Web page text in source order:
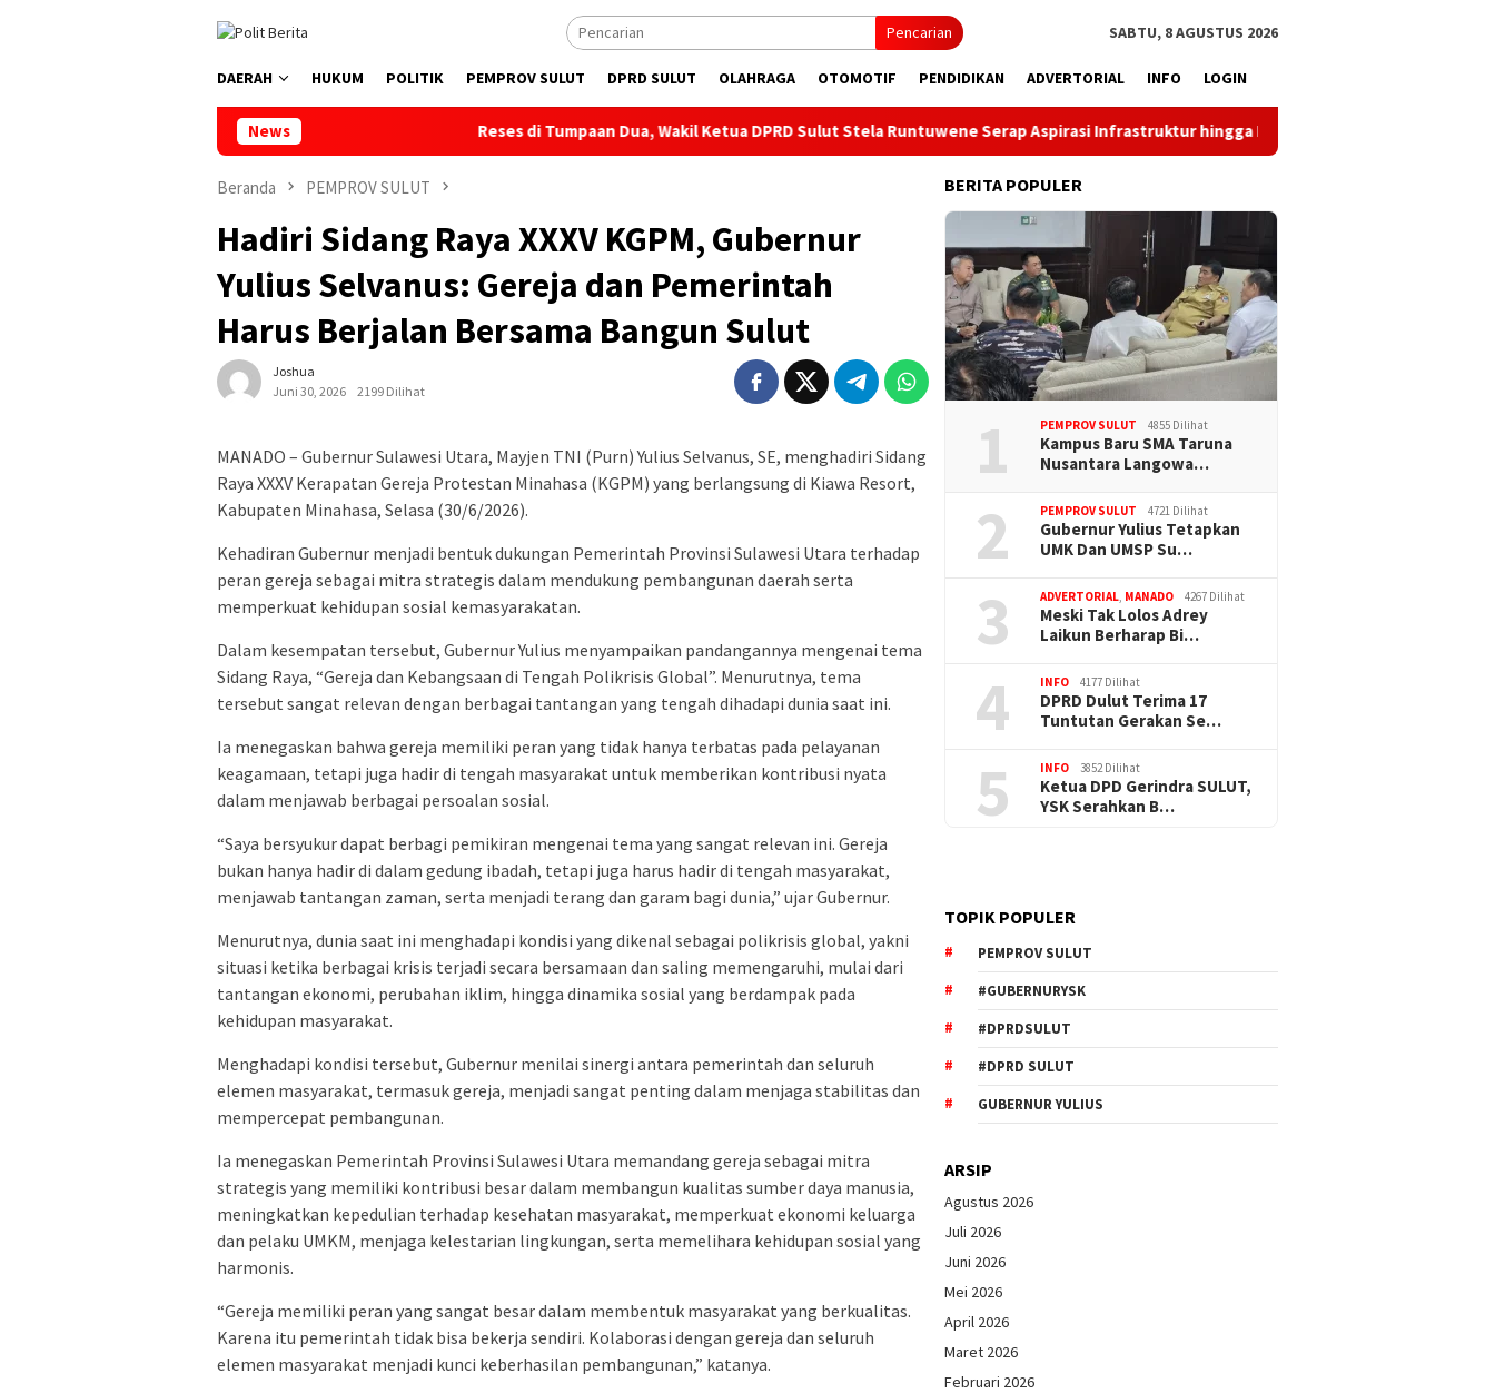
Pencarian SABTU, 8 AGUSTUS 2026
DAERAH HUKUM POLITIK PEMPROV SULUT DPRD SULUT OLAHRAGA OTOMOTIF PENDIDIKAN ADVERTORIAL INFO LOGIN
News Reses di Tumpaan Dua, Wakil Ketua DPRD Sulut Stela Runtuwene Serap Aspirasi Infrastruktur hingga Pemberdayaan Ekonomi
Beranda PEMPROV SULUT
Hadiri Sidang Raya XXXV KGPM, Gubernur
Yulius Selvanus: Gereja dan Pemerintah
Harus Berjalan Bersama Bangun Sulut
Joshua
Juni 30, 2026
2199 Dilihat
MANADO – Gubernur Sulawesi Utara, Mayjen TNI (Purn) Yulius Selvanus, SE, menghadiri Sidang
Raya XXXV Kerapatan Gereja Protestan Minahasa (KGPM) yang berlangsung di Kiawa Resort,
Kabupaten Minahasa, Selasa (30/6/2026).
Kehadiran Gubernur menjadi bentuk dukungan Pemerintah Provinsi Sulawesi Utara terhadap
peran gereja sebagai mitra strategis dalam mendukung pembangunan daerah serta
memperkuat kehidupan sosial kemasyarakatan.
Dalam kesempatan tersebut, Gubernur Yulius menyampaikan pandangannya mengenai tema
Sidang Raya, “Gereja dan Kebangsaan di Tengah Polikrisis Global”. Menurutnya, tema
tersebut sangat relevan dengan berbagai tantangan yang tengah dihadapi dunia saat ini.
Ia menegaskan bahwa gereja memiliki peran yang tidak hanya terbatas pada pelayanan
keagamaan, tetapi juga hadir di tengah masyarakat untuk memberikan kontribusi nyata
dalam menjawab berbagai persoalan sosial.
“Saya bersyukur dapat berbagi pemikiran mengenai tema yang sangat relevan ini. Gereja
bukan hanya hadir di dalam gedung ibadah, tetapi juga harus hadir di tengah masyarakat,
menjawab tantangan zaman, serta menjadi terang dan garam bagi dunia,” ujar Gubernur.
Menurutnya, dunia saat ini menghadapi kondisi yang dikenal sebagai polikrisis global, yakni
situasi ketika berbagai krisis terjadi secara bersamaan dan saling memengaruhi, mulai dari
tantangan ekonomi, perubahan iklim, hingga dinamika sosial yang berdampak pada
kehidupan masyarakat.
Menghadapi kondisi tersebut, Gubernur menilai sinergi antara pemerintah dan seluruh
elemen masyarakat, termasuk gereja, menjadi sangat penting dalam menjaga stabilitas dan
mempercepat pembangunan.
Ia menegaskan Pemerintah Provinsi Sulawesi Utara memandang gereja sebagai mitra
strategis yang memiliki kontribusi besar dalam membangun kualitas sumber daya manusia,
meningkatkan kepedulian terhadap kesehatan masyarakat, memperkuat ekonomi keluarga
dan pelaku UMKM, menjaga kelestarian lingkungan, serta memelihara kehidupan sosial yang
harmonis.
“Gereja memiliki peran yang sangat besar dalam membentuk masyarakat yang berkualitas.
Karena itu pemerintah tidak bisa bekerja sendiri. Kolaborasi dengan gereja dan seluruh
elemen masyarakat menjadi kunci keberhasilan pembangunan,” katanya.
BERITA POPULER
1 PEMPROV SULUT 4855 Dilihat
Kampus Baru SMA Taruna
Nusantara Langowa…
2 PEMPROV SULUT 4721 Dilihat
Gubernur Yulius Tetapkan
UMK Dan UMSP Su…
3 ADVERTORIAL MANADO 4267 Dilihat
Meski Tak Lolos Adrey
Laikun Berharap Bi…
4 INFO 4177 Dilihat
DPRD Dulut Terima 17
Tuntutan Gerakan Se…
5 INFO 3852 Dilihat
Ketua DPD Gerindra SULUT,
YSK Serahkan B…
TOPIK POPULER
PEMPROV SULUT
#GUBERNURYSK
#DPRDSULUT
#DPRD SULUT
GUBERNUR YULIUS
ARSIP
Agustus 2026
Juli 2026
Juni 2026
Mei 2026
April 2026
Maret 2026
Februari 2026